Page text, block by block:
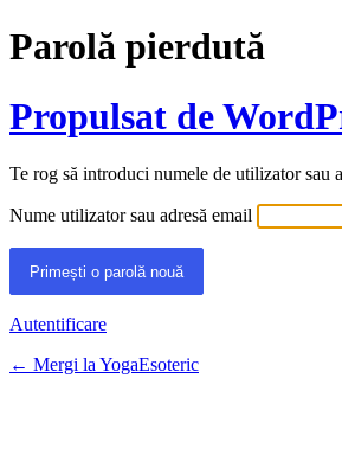
Parolă pierdută
Propulsat de
Te rog să introduci numele de utilizator sau
Nume utilizator sau adresă email
Autentificare
← Mergi la YogaEsoteric